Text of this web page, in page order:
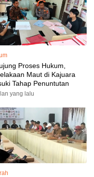
Proses Hukum,
Maut di Kajuara
Tahap Penuntutan
yang lalu